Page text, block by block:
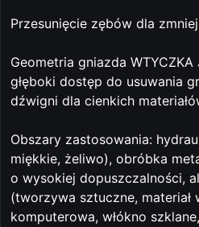
Przesunięcie zębów dla
Geometria gniazda
głęboki dostęp do usuwania
dźwigni dla cienkich
Obszary zastosowania:
miękkie, żeliwo), obróbka
o wysokiej dopuszczalności,
(tworzywa sztuczne, materiał
komputerowa, włókno